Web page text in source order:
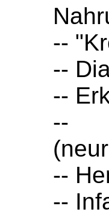
--
--
--
--
--
--